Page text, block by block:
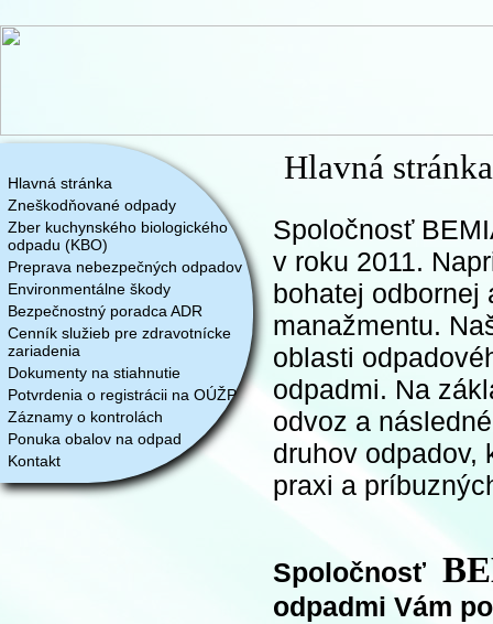
Hlavná stránka
Spoločnosť
v roku 2011.
bohatej odbornej
manažmentu.
oblasti
odpadmi. Na
odvoz a
druhov odpadov,
praxi a
Spoločnosť
odpadmi Vám
Hlavná stránka
Zneškodňované odpady
Zber kuchynského biologického
odpadu (KBO)
Preprava nebezpečných odpadov
Environmentálne škody
Bezpečnostný poradca ADR
Cenník služieb pre zdravotnícke
zariadenia
Dokumenty na stiahnutie
Potvrdenia o registrácii na OÚŽP
Záznamy o kontrolách
Ponuka obalov na odpad
Kontakt